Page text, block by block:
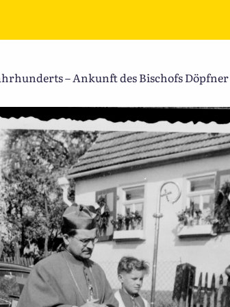
– Ankunft des Bischofs Döpfner